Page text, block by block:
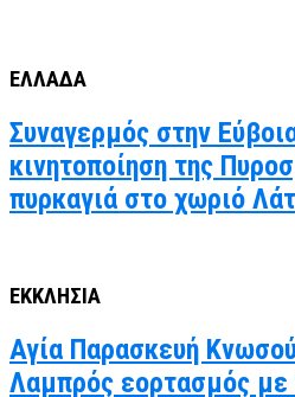
ΕΛΛΑΔΑ
Συναγερμός στην
κινητοποίηση της
πυρκαγιά στο χωριό
ΕΚΚΛΗΣΙΑ
Αγία Παρασκευή
Λαμπρός εορτασμός